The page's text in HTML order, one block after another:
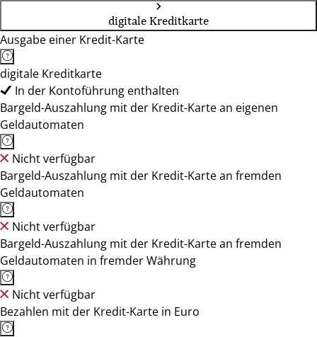
digitale Kreditkarte
Ausgabe einer Kredit-Karte
digitale Kreditkarte
In der Kontoführung enthalten
Bargeld-Auszahlung mit der Kredit-Karte an eigenen
Geldautomaten
Nicht verfügbar
Bargeld-Auszahlung mit der Kredit-Karte an fremden
Geldautomaten
Nicht verfügbar
Bargeld-Auszahlung mit der Kredit-Karte an fremden
Geldautomaten in fremder Währung
Nicht verfügbar
Bezahlen mit der Kredit-Karte in Euro